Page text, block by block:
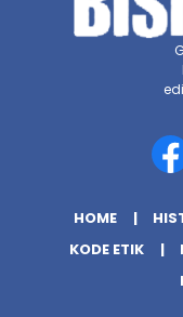
HOME
KODE ETIK